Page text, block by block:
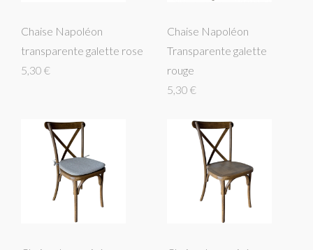
Chaise Napoléon
transparente galette rose
5,30 €
Chaise Napoléon
Transparente galette
rouge
5,30 €